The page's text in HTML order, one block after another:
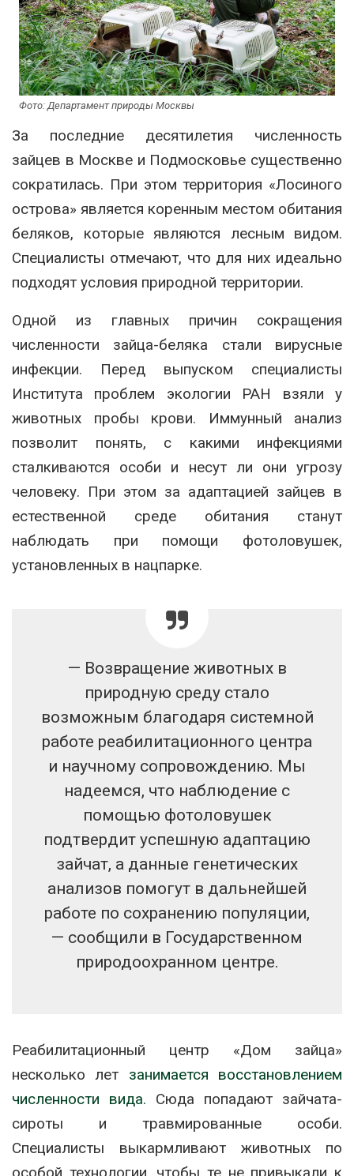
Фото: Департамент природы Москвы
За последние десятилетия численность
зайцев в Москве и Подмосковье существенно
сократилась. При этом территория «Лосиного
острова» является коренным местом обитания
беляков, которые являются лесным видом.
Специалисты отмечают, что для них идеально
подходят условия природной территории.
Одной из главных причин сокращения
численности зайца-беляка стали вирусные
инфекции. Перед выпуском специалисты
Института проблем экологии РАН взяли у
животных пробы крови. Иммунный анализ
позволит понять, с какими инфекциями
сталкиваются особи и несут ли они угрозу
человеку. При этом за адаптацией зайцев в
естественной среде обитания станут
наблюдать при помощи фотоловушек,
установленных в нацпарке.
— Возвращение животных в
природную среду стало
возможным благодаря системной
работе реабилитационного центра
и научному сопровождению. Мы
надеемся, что наблюдение с
помощью фотоловушек
подтвердит успешную адаптацию
зайчат, а данные генетических
анализов помогут в дальнейшей
работе по сохранению популяции,
— сообщили в Государственном
природоохранном центре.
Реабилитационный центр «Дом зайца»
несколько лет занимается восстановлением
численности вида. Сюда попадают зайчата-
сироты и травмированные особи.
Специалисты выкармливают животных по